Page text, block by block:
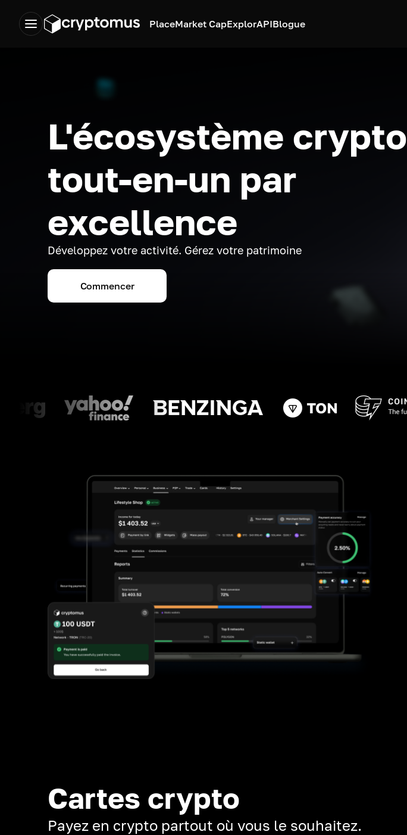
PlaceMarket CapExplorAPIBlogue
L'écosystème crypto
tout-en-un par
excellence
Développez votre activité. Gérez votre patrimoine
Commencer
Cartes crypto
Payez en crypto partout où vous le souhaitez.